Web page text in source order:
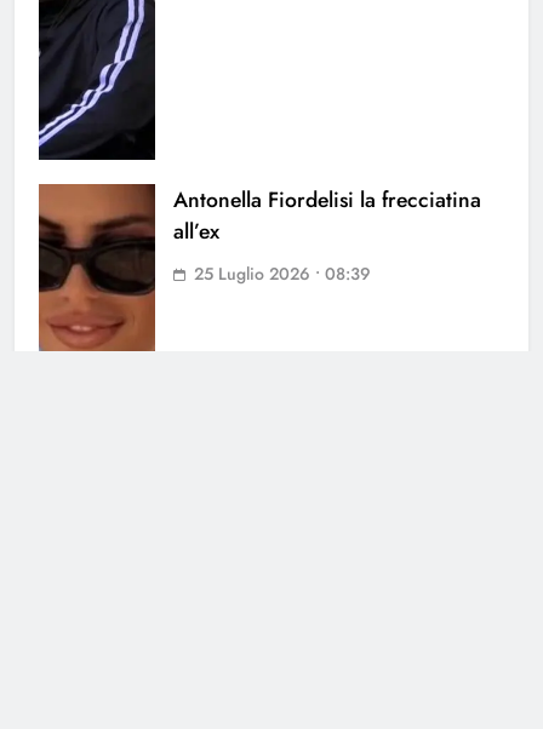
Antonella Fiordelisi la frecciatina
all’ex
25 Luglio 2026 • 08:39